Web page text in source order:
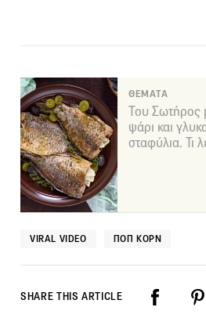
ΘΕΜΑΤΑ
Του Σωτήρος
ψάρι και
σταφύλια. Τι
VIRAL VIDEO ΠΟΠ ΚΟΡΝ
SHARE THIS ARTICLE